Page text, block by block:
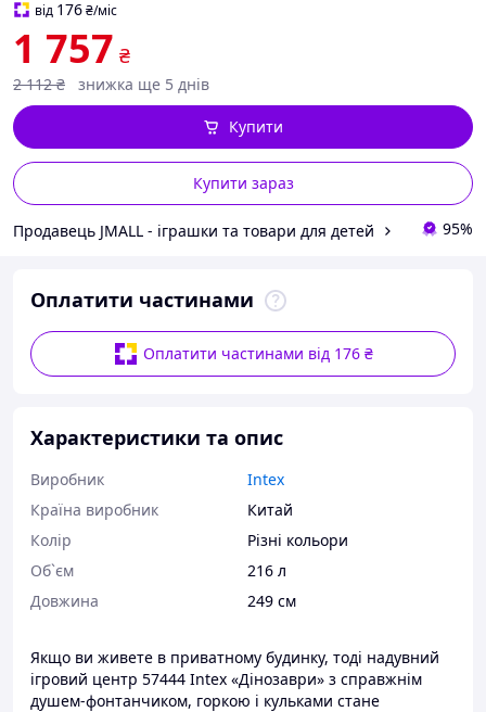
від 176₴/міс
1 757 ₴
2 112 ₴ знижка ще 5 днів
Купити зараз
Купити
Продавець JMALL - іграшки та товари для детей 95%
Оплатити частинами
Оплатити частинами від 176 ₴
Характеристики та опис
Виробник
Intex
Країна виробник
Китай
Колір
Різні кольори
Об`єм
216 л
Довжина
249 см
Якщо ви живете в приватному будинку, тоді надувний
ігровий центр 57444 Intex «Дінозаври» з справжнім
душем-фонтанчиком, горкою і кульками стане